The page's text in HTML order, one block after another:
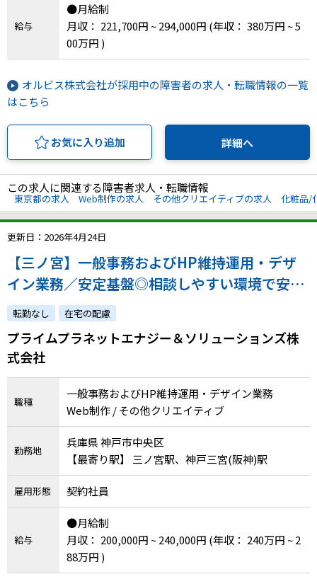
給与
●月給制
月収： 221,700円 ~ 294,000円 (年収： 380万円 ~ 5
00万円 )
オルビス株式会社が採用中の障害者の求人・転職情報の一覧
はこちら
お気に入り追加 詳細へ
この求人に関連する障害者求人・転職情報
東京都の求人 Web制作の求人 その他クリエイティブの求人 化粧品/
更新日：2026年4月24日
【三ノ宮】一般事務およびHP維持運用・デザ
イン業務／安定基盤◎相談しやすい環境で安心
して働けます！
転勤なし 在宅の配慮
プライムプラネットエナジー＆ソリューションズ株
式会社
職種
一般事務およびHP維持運用・デザイン業務
Web制作 / その他クリエイティブ
勤務地
兵庫県 神戸市中央区
【最寄り駅】 三ノ宮駅、神戸三宮(阪神)駅
雇用形態 契約社員
給与
●月給制
月収： 200,000円 ~ 240,000円 (年収： 240万円 ~ 2
88万円 )